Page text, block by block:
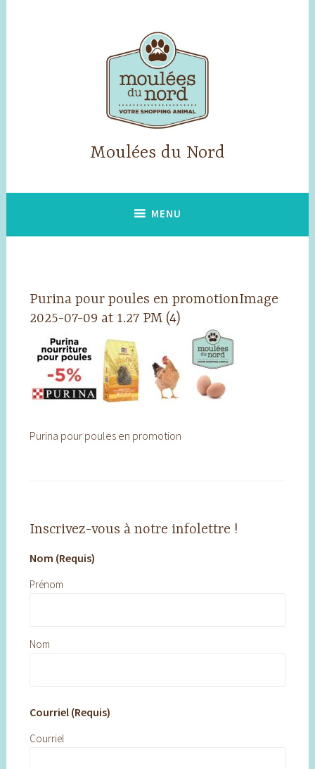
Moulées du Nord
MENU
Purina pour poules en promotionImage
2025-07-09 at 1.27 PM (4)
Purina pour poules en promotion
Inscrivez-vous à notre infolettre !
Nom (Requis)
Prénom
Nom
Courriel (Requis)
Courriel